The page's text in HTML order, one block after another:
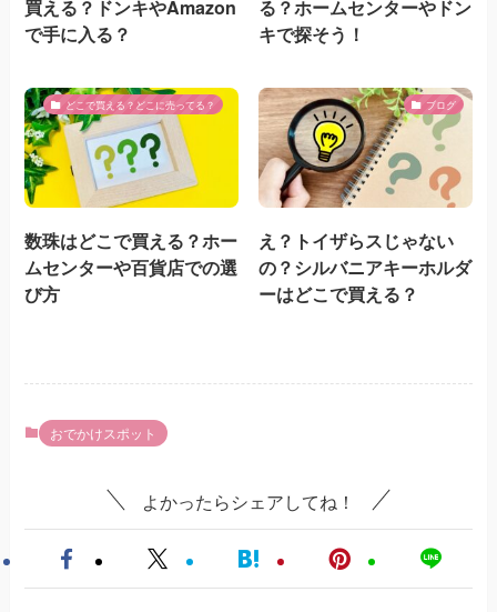
買える？ドンキやAmazon
で手に入る？
る？ホームセンターやドン
キで探そう！
どこで買える？どこに売ってる？
数珠はどこで買える？ホー
ムセンターや百貨店での選
び方
ブログ
え？トイザらスじゃない
の？シルバニアキーホルダ
ーはどこで買える？
おでかけスポット
よかったらシェアしてね！